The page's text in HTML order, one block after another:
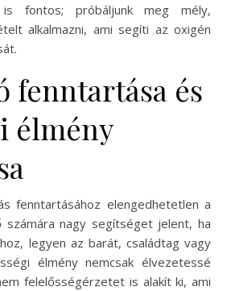
fontos; próbáljunk meg mély,
alkalmazni, ami segíti az oxigén
fenntartása és
élmény
fenntartásához elengedhetetlen a
számára nagy segítséget jelent, ha
legyen az barát, családtag vagy
élmény nemcsak élvezetessé
felelősségérzetet is alakít ki, ami